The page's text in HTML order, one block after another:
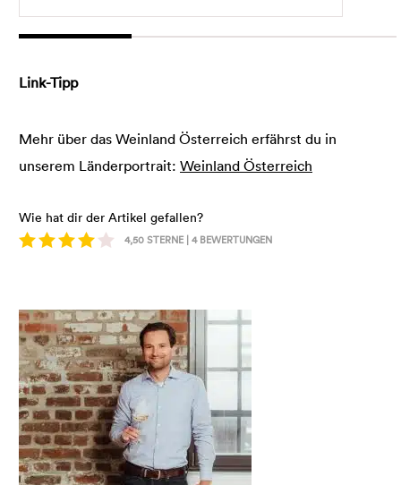
Link-Tipp
Mehr über das Weinland Österreich erfährst du in
unserem Länderportrait: Weinland Österreich
Wie hat dir der Artikel gefallen?
4,50STERNE | 4BEWERTUNGEN